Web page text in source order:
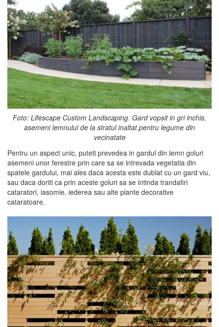
Foto: Lifescape Custom Landscaping. Gard vopsit in gri inchis,
asemeni lemnului de la stratul inaltat pentru legume din
vecinatate
Pentru un aspect unic, puteti prevedea in gardul din lemn goluri
asemeni unor ferestre prin care sa se intrevada vegetatia din
spatele gardului, mai ales daca acesta este dublat cu un gard viu,
sau daca doriti ca prin aceste goluri sa se intinda trandafiri
cataratori, iasomie, iederea sau alte plante decorative
cataratoare.